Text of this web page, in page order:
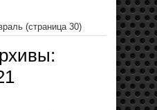
(страница 30)